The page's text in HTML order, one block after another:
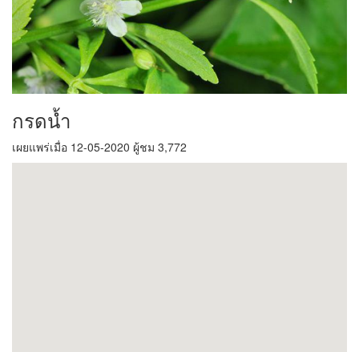
กรดน้ำ
เผยแพร่เมื่อ 12-05-2020 ผู้ชม 3,772